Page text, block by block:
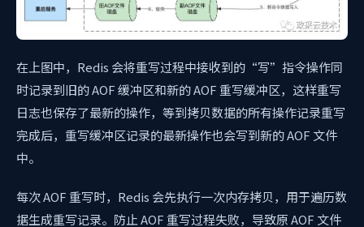
在上图中，Redis 会将重写过程中接收到的“写”指令操作同
时记录到旧的 AOF 缓冲区和新的 AOF 重写缓冲区，这样重写
日志也保存了最新的操作，等到拷贝数据的所有操作记录重写
完成后，重写缓冲区记录的最新操作也会写到新的 AOF 文件
中。
每次 AOF 重写时，Redis 会先执行一次内存拷贝，用于遍历数
据生成重写记录。防止 AOF 重写过程失败，导致原 AOF 文件